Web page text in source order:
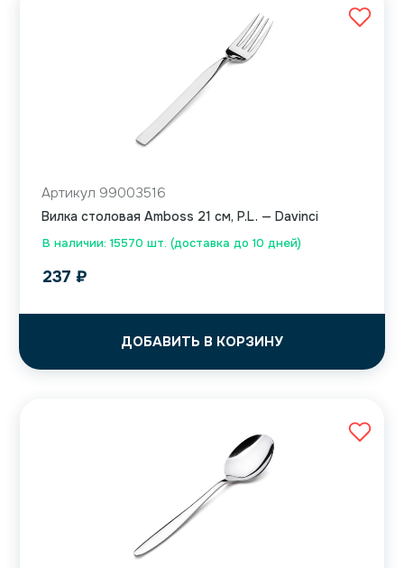
В наличии: 15570 шт. (доставка до 10 дней)
Артикул 99003516
Вилка столовая Amboss 21 см, P.L. — Davinci
237 ₽
ДОБАВИТЬ В КОРЗИНУ